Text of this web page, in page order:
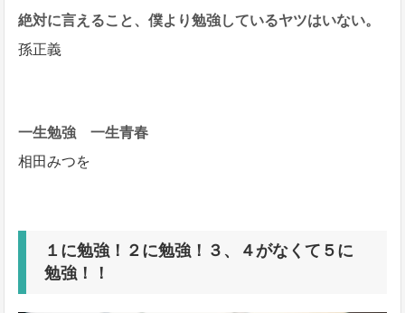
絶対に言えること、僕より勉強しているヤツはいない。
孫正義
一生勉強 一生青春
相田みつを
１に勉強！２に勉強！３、４がなくて５に
勉強！！